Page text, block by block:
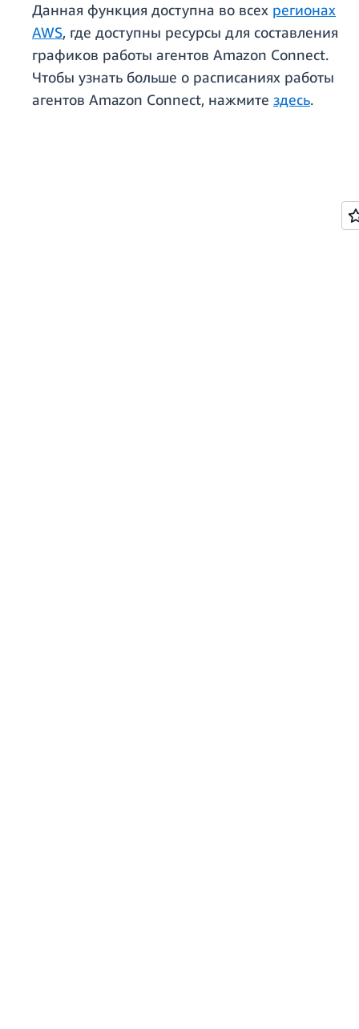
Данная функция доступна во всех регионах
AWS, где доступны ресурсы для составления
графиков работы агентов Amazon Connect.
Чтобы узнать больше о расписаниях работы
агентов Amazon Connect, нажмите здесь.